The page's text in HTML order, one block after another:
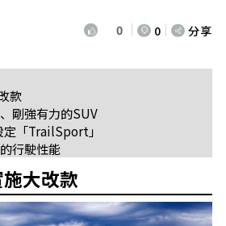
0 0 分享
款
剛強有力的SUV
「TrailSport」
行駛性能
大改款